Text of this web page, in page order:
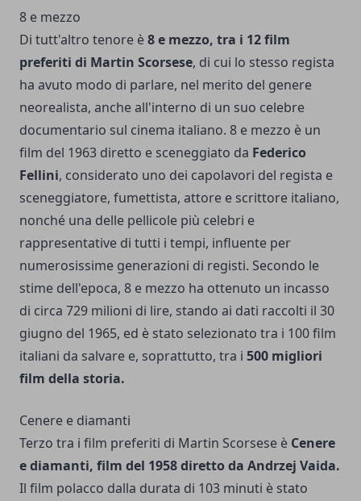
8 e mezzo
Di tutt'altro tenore è8 e mezzo, tra i 12 film
preferiti di Martin Scorsese, di cui lo stesso regista
ha avuto modo di parlare, nel merito del genere
neorealista, anche all'interno di un suo celebre
documentario sul cinema italiano. 8 e mezzo è un
film del 1963 diretto e sceneggiato da Federico
Fellini, considerato uno dei capolavori del regista e
sceneggiatore, fumettista, attore e scrittore italiano,
nonché una delle pellicole più celebri e
rappresentative di tutti i tempi, influente per
numerosissime generazioni di registi. Secondo le
stime dell'epoca, 8 e mezzo ha ottenuto un incasso
di circa 729 milioni di lire, stando ai dati raccolti il 30
giugno del 1965, ed è stato selezionato tra i 100 film
italiani da salvare e, soprattutto, tra i 500 migliori
film della storia.
Cenere e diamanti
Terzo tra i film preferiti di Martin Scorsese è Cenere
e diamanti, film del 1958 diretto da Andrzej Vaida.
Il film polacco dalla durata di 103 minuti è stato